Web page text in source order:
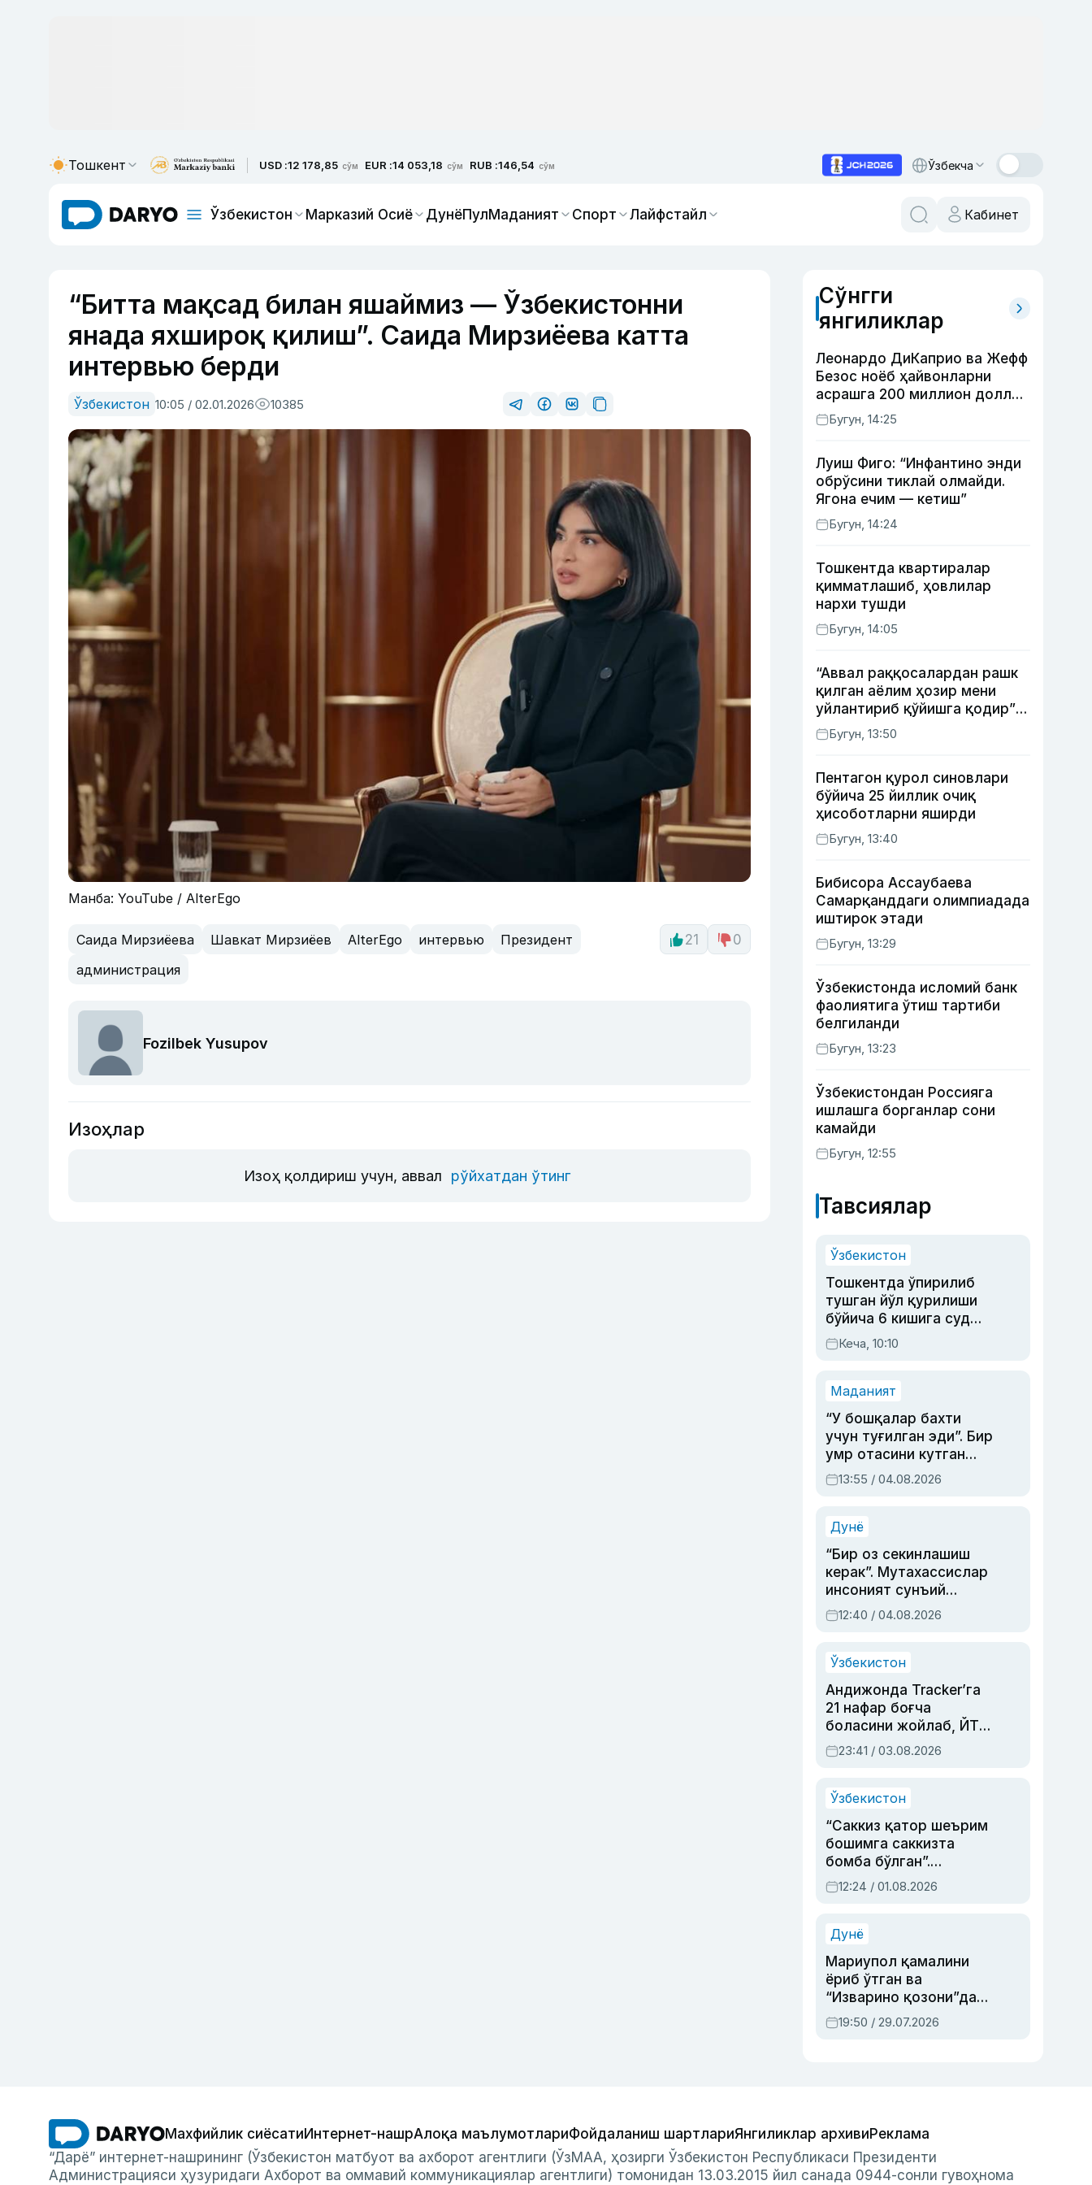
Тошкент USD :12 178,85 сўм EUR :14 053,18 сўм RUB :146,54 сўм Ўзбекча
Ўзбекистон Марказий Осиё ДунёПулМаданият Спорт Лайфстайл Кабинет
“Битта мақсад билан яшаймиз — Ўзбекистонни
янада яхшироқ қилиш”. Саида Мирзиёева катта
интервью берди
Ўзбекистон 10:05 / 02.01.2026 10385
Манба: YouTube / AlterEgo
Саида Мирзиёева Шавкат Мирзиёев AlterEgo интервью
Президент
администрация
21 0
Fozilbek Yusupov
Изоҳлар
Изоҳ қолдириш учун, аввал рўйхатдан ўтинг
Сўнгги
янгиликлар
Леонардо ДиКаприо ва Жефф
Безос ноёб ҳайвонларни
асрашга 200 миллион доллар
ажратди
Бугун, 14:25
Луиш Фиго: “Инфантино энди
обрўсини тиклай олмайди.
Ягона ечим — кетиш”
Бугун, 14:24
Тошкентда квартиралар
қимматлашиб, ҳовлилар
нархи тушди
Бугун, 14:05
“Аввал раққосалардан рашк
қилган аёлим ҳозир мени
уйлантириб қўйишга қодир”
— Анвар Собиров давлат
ишидаги фаолияти ва ўғил
гапирди
Бугун, 13:50
Пентагон қурол синовлари
бўйича 25 йиллик очиқ
ҳисоботларни яширди
Бугун, 13:40
Бибисора Ассаубаева
Самарқанддаги олимпиадада
иштирок этади
Бугун, 13:29
Ўзбекистонда исломий банк
фаолиятига ўтиш тартиби
белгиланди
Бугун, 13:23
Ўзбекистондан Россияга
ишлашга борганлар сони
камайди
Бугун, 12:55
Тавсиялар
Ўзбекистон
Тошкентда ўпирилиб
тушган йўл қурилиши
бўйича 6 кишига суд
ҳукми ўқилди
Кеча, 10:10
Маданият
“У бошқалар бахти
учун туғилган эди”. Бир
умр отасини кутган
актриса ва дубльяж
устаси Римма
синовларга тўла ҳаёти
13:55 / 04.08.2026
Дунё
“Бир оз секинлашиш
керак”. Мутахассислар
инсоният сунъий
интеллектни бошқара
олмай қолишидан
12:40 / 04.08.2026
Ўзбекистон
Андижонда Tracker’га
21 нафар боғча
боласини жойлаб, ЙТҲ
содир этган аёлга суд
ҳукми ўқилди
23:41 / 03.08.2026
Ўзбекистон
“Саккиз қатор шеърим
бошимга саккизта
бомба бўлган”.
Абдулла Ориповни
сиёсий айбловлардан
12:24 / 01.08.2026
Дунё
Мариупол қамалини
ёриб ўтган ва
“Изварино қозони”дан
чиққан қаҳрамон —
Украина армияси бош
19:50 / 29.07.2026
Махфийлик сиёсатиИнтернет-нашрАлоқа маълумотлариФойдаланиш шартлариЯнгиликлар архивиРеклама
“Дарё” интернет-нашрининг (Ўзбекистон матбуот ва ахборот агентлиги (ЎзМАА, ҳозирги Ўзбекистон Республикаси Президенти
Администрацияси ҳузуридаги Ахборот ва оммавий коммуникациялар агентлиги) томонидан 13.03.2015 йил санада 0944-сонли гувоҳнома